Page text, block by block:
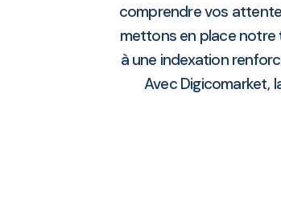
comprendre vos
mettons en place notre
à une indexation
Avec Digicomarket,